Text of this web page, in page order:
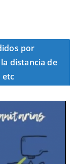
por
distancia de
etc